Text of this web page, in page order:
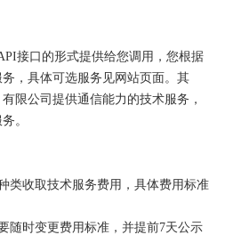
接口的形式提供给您调用，您根据
，具体可选服务见网站页面。其
限公司提供通信能力的技术服务，
。
收取技术服务费用，具体费用标准
时变更费用标准，并提前7天公示